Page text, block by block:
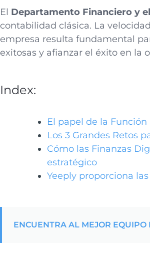
El Departamento Financiero y
contabilidad clásica. La
empresa resulta fundamental
exitosas y afianzar el éxito en la
Index:
El papel de la
Los 3 Grandes Retos
Cómo las Finanzas
estratégico
Yeeply proporciona
ENCUENTRA AL MEJOR